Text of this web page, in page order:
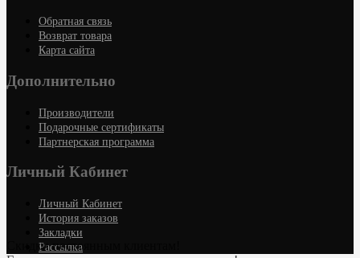
Скидки постоянным клиентам!
Обратная связь
Возврат товара
Карта сайта
Дополнительно
Производители
Подарочные сертификаты
Партнерская программа
Личный Кабинет
Личный Кабинет
История заказов
Закладки
Рассылка